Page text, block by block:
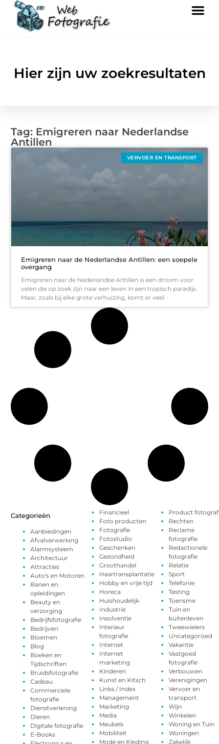
Hier zijn uw zoekresultaten
Tag: Emigreren naar Nederlandse
Antillen
VERVOER EN TRANSPORT
Emigreren naar de Nederlandse Antillen: een soepele
overgang
Emigreren naar de Nederlandse Antillen is een droom voor
velen die op zoek zijn naar een leven in een tropisch paradijs.
Maar, zoals bij elke grote verhuizing, komt er veel
Categorieën
Aanbiedingen
Afvalverwerking
Alarmsysteem
Architectuur
Attracties
Auto's en Motoren
Banen en
opleidingen
Beauty en
verzorging
Bedrijfsfotografie
Bedrijven
Bloemen
Blog
Boeken en
Tijdschriften
Bruidsfotografie
Cadeau
Commerciele
fotografie
Dienstverlening
Dieren
Digitale fotografie
E-Books
Financieel
Foto producten
Fotografie
Fotostudio
Geschenken
Gezondheid
Groothandel
Haartransplantatie
Hobby en vrije tijd
Horeca
Huishoudelijk
Industrie
Insolventie
Interieur
fotografie
Internet
Internet
marketing
Kinderen
Kunst en Kitsch
Links / Index
Management
Marketing
Media
Meubels
Mobiliteit
Mode en Kleding
Product
Rechten
Reclame
fotografie
Redactionele
fotografie
Relatie
Sport
Telefonie
Testing
Toerisme
Tuin en
buitenleven
Tweewielers
Uncategorized
Vakantie
Vastgoed
fotografie
Verbouwen
Verenigingen
Vervoer en
transport
Wijn
Winkelen
Woning en Tuin
Woningen
Zakelijk